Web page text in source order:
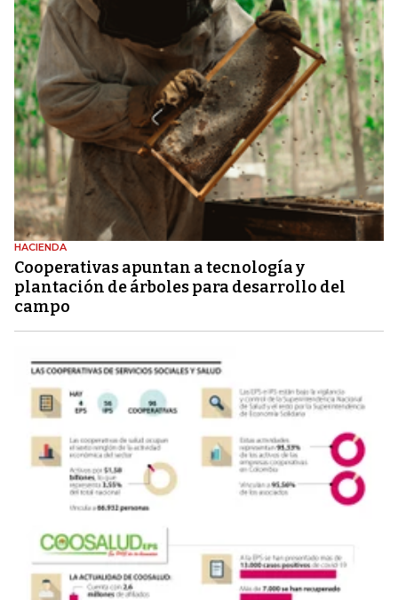
HACIENDA
Cooperativas apuntan a tecnología y
plantación de árboles para desarrollo del
campo